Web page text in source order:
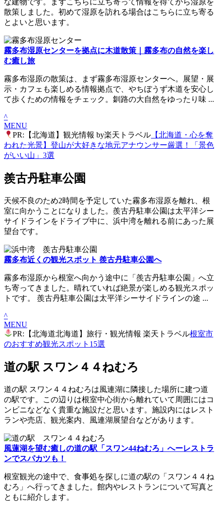
な建物です。まずこちらに立ち寄って情報を得てから湿原を
散策しました。初めて湿原を訪れる場合はこちらに立ち寄る
とよいと思います。
霧多布湿原センターを拠点に木道散策｜霧多布の自然を楽し
む癒し旅
霧多布湿原の散策は、まず霧多布湿原センターへ。展望・展
示・カフェも楽しめる情報拠点で、やちぼうず木道を安心し
て歩くための情報をチェック。釧路の大自然をゆったり味 ...
^
MENU
PR:【北海道】観光情報 by楽天トラベル 【北海道・心を奪
われた光景】登山が大好きな地元アナウンサー厳選！「景色
がいい山」3選
羨古丹駐車公園
天候不良のため2時間を予定していた霧多布湿原を離れ、根
室に向かうことになりました。羨古丹駐車公園は太平洋シー
サイドラインをドライブ中に、浜中湾を離れる前にあった展
望台です。
霧多布近くの観光スポット 羨古丹駐車公園へ
霧多布湿原から根室へ向かう途中に「羨古丹駐車公園」へ立
ち寄ってきました。晴れていれば絶景が楽しめる観光スポッ
トです。 羨古丹駐車公園は太平洋シーサイドラインの途 ...
^
MENU
PR:【北海道北海道】旅行・観光情報 楽天トラベル根室市
のおすすめ観光スポット15選
道の駅 スワン４４ねむろ
道の駅 スワン４４ねむろは風連湖に隣接した場所に建つ道
の駅です。この辺りは根室中心街から離れていて周囲にはコ
ンビニなどなく貴重な施設だと思います。施設内にはレスト
ランや売店、観光案内、風連湖展望台などがあります。
風蓮湖を望む癒しの道の駅「スワン44ねむろ」へーレストラ
ンでスパカツも！
根室観光の途中で、食事処を探しに道の駅の「スワン４４ね
むろ」へ行ってきました。館内やレストランについて写真と
ともに紹介します。